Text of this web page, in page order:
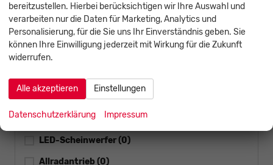
Einparkhilfe
alles ausgewählt
Navigationssystem
Bluetooth(0)
Schiebedach(0)
Sitzheizung(0)
LED-Scheinwerfer(0)
Allradantrieb(0)
bereitzustellen. Hierbei berücksichtigen wir Ihre Auswahl und
verarbeiten nur die Daten für Marketing, Analytics und
Personalisierung, für die Sie uns Ihr Einverständnis geben. Sie
können Ihre Einwilligung jederzeit mit Wirkung für die Zukunft
widerrufen.
Alle akzeptieren Einstellungen
Datenschutzerklärung Impressum